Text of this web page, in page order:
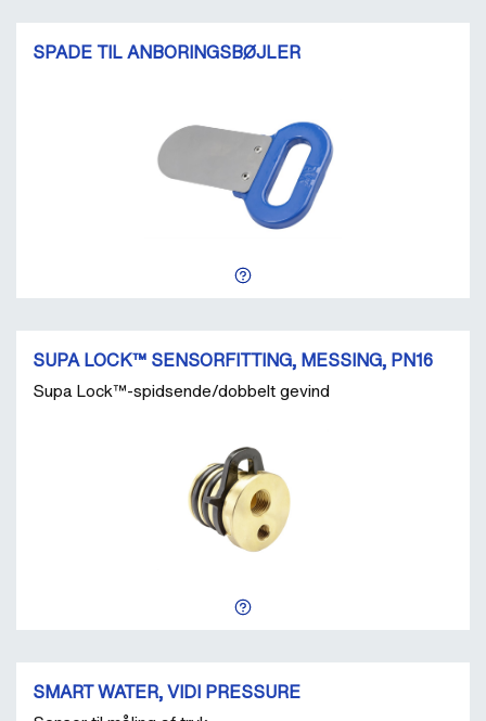
SPADE TIL ANBORINGSBØJLER
SUPA LOCK™ SENSORFITTING, MESSING, PN16
Supa Lock™-spidsende/dobbelt gevind
SMART WATER, VIDI PRESSURE